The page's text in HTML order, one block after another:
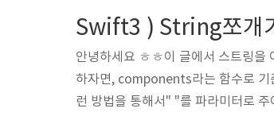
Swift3 ) String쪼개
안녕하세요 ㅎㅎ이 글에서 스트링을
하자면, components라는 함수로 기
런 방법을 통해서" "를 파라미터로